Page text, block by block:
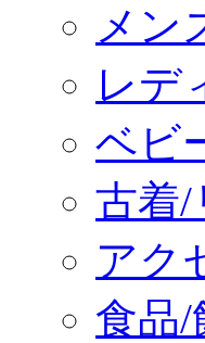
メン
レデ
ベビ
古着/
アク
食品/